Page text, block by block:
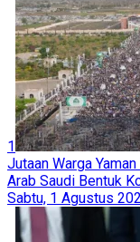
1
Jutaan Warga
Arab Saudi Bentuk
Sabtu, 1 Agustus